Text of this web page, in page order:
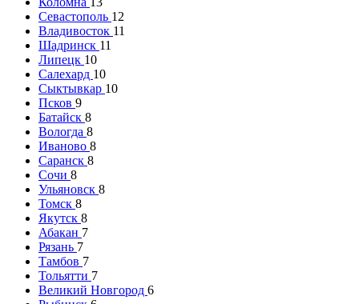
Севастополь 12
Владивосток 11
Шадринск 11
Липецк 10
Салехард 10
Сыктывкар 10
Псков 9
Батайск 8
Вологда 8
Иваново 8
Саранск 8
Сочи 8
Ульяновск 8
Томск 8
Якутск 8
Абакан 7
Рязань 7
Тамбов 7
Тольятти 7
Великий Новгород 6